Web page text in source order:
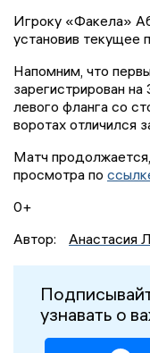
Игроку «Факела»
установив текущее
Напомним, что
зарегистрирован
левого фланга со
воротах отличился
Матч
просмотра по
0+
Автор:
Анастасия
узнавать о